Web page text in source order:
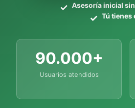
Asesoría inicial
Tú tienes
90.000+
Usuarios atendidos